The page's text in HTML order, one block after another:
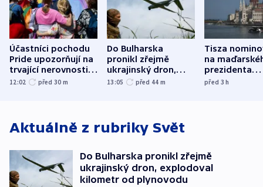
Účastníci pochodu
Pride upozorňují na
trvající nerovnosti i
společenskou
12:02 před 30 m
Do Bulharska
pronikl zřejmě
ukrajinský dron,
explodoval kilometr
13:05 před 44 m
Tisza
na
prezidenta
bývalého
před 3h
Aktuálně z rubriky Svět
Do Bulharska pronikl zřejmě
ukrajinský dron, explodoval
kilometr od plynovodu